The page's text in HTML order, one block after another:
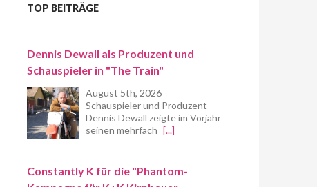
TOP BEITRÄGE
Dennis Dewall als Produzent und
Schauspieler in "The Train"
August 5th, 2026
Schauspieler und Produzent
Dennis Dewall zeigte im Vorjahr
seinen mehrfach [...]
Constantly K für die "Phantom-